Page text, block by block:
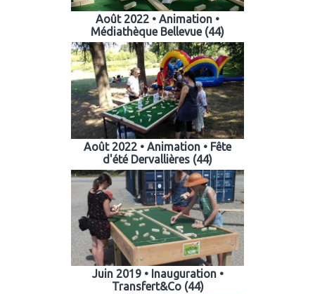
Août 2022 • Animation •
Médiathèque Bellevue (44)
Août 2022 • Animation • Fête
d'été Dervallières (44)
Juin 2019 • Inauguration •
Transfert&Co (44)